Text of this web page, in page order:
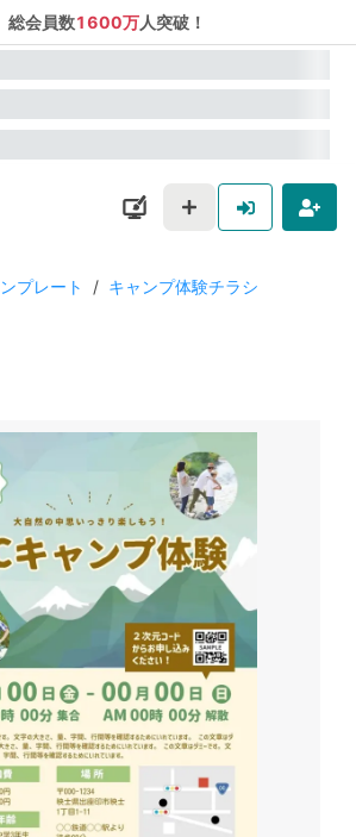
総会員数1600万人突破！
プレート / キャンプ体験チラシ